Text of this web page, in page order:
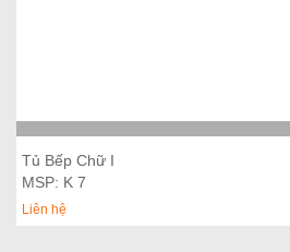
Tủ Bếp Chữ I
MSP: K 7
Liên hệ